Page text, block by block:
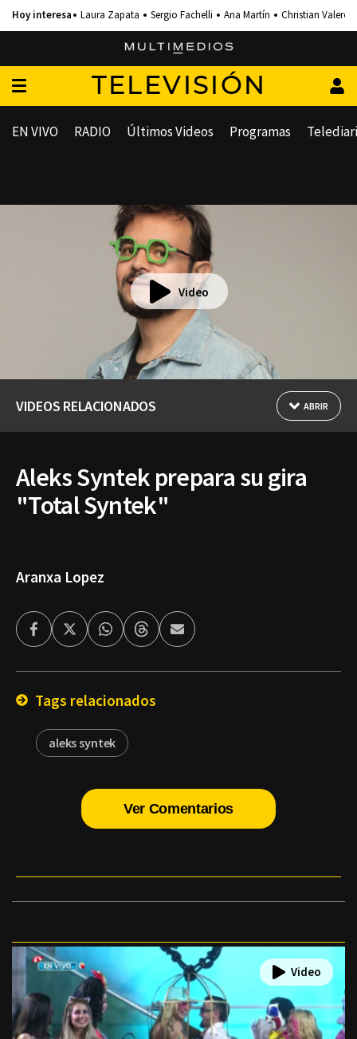
Laura Zapata Sergio Fachelli Ana Martín Christian Valero
TELEVISIÓN
EN VIVO RADIO Últimos Videos Programas
Video
VIDEOS RELACIONADOS ABRIR
Aleks Syntek prepara su gira
"Total Syntek"
Aranxa Lopez
FacebookTwitterWhatsappThreadsEnviar
por
Tags relacionados
aleks syntek
Ver Comentarios